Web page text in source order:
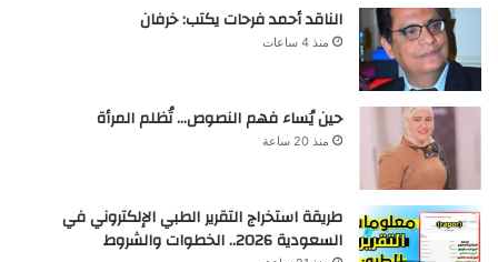
الناقد أحمد فرحات يكتب: خرفان
منذ 4 ساعات
حين يُساء فهم النصوص… تُظلم المرأة
منذ 20 ساعة
طريقة استخراج التقرير الطبي الإلكتروني في
السعودية 2026.. الخطوات والشروط